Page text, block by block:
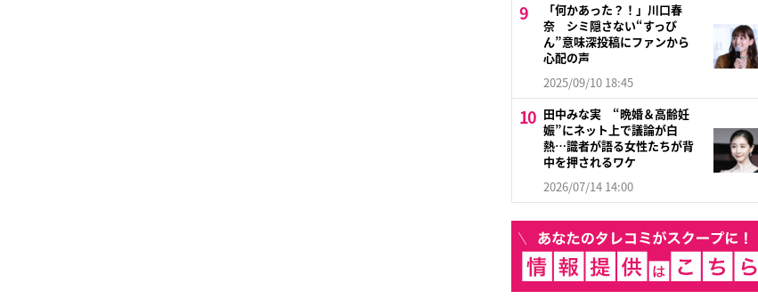
「何かあった？！」川口春
奈 シミ隠さない“すっぴ
ん”意味深投稿にファンから
心配の声
2025/09/10 18:45
田中みな実 “晩婚＆高齢妊
娠”にネット上で議論が白
熱…識者が語る女性たちが背
中を押されるワケ
2026/07/14 14:00